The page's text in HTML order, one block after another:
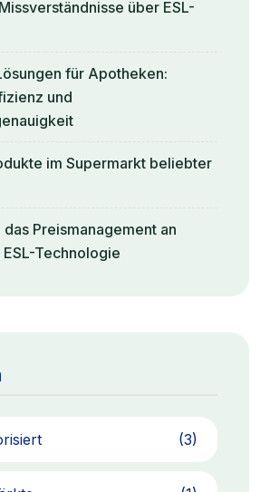
über ESL-
für Apotheken:
und
im Supermarkt beliebter
Preismanagement an
Technologie
(3)